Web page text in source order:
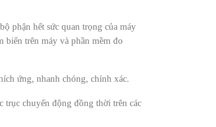
phận hết sức quan trọng của máy
biến trên máy và phần mềm đo
ứng, nhanh chóng, chính xác.
trục chuyển động đồng thời trên các